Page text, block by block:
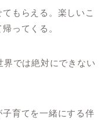
もらえる。楽しいこ
ってくる。
界では絶対にできない
育てを一緒にする伴